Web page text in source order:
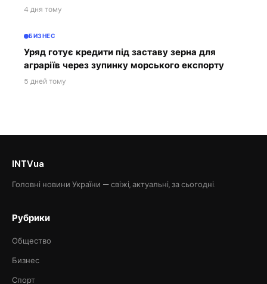
4 дня тому
БИЗНЕС
Уряд готує кредити під заставу зерна для
аграріїв через зупинку морського експорту
5 дней тому
INTVua
Головні новини України — свіжі, актуальні, за сьогодні.
Рубрики
Общество
Бизнес
Спорт